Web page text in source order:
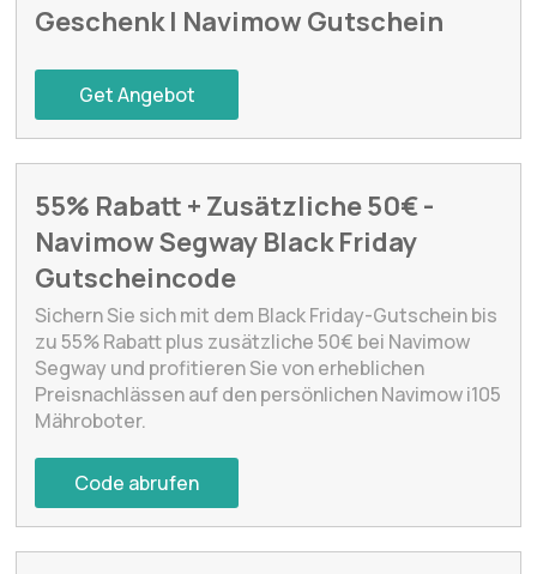
Geschenk | Navimow Gutschein
Get Angebot
55% Rabatt + Zusätzliche 50€ -
Navimow Segway Black Friday
Gutscheincode
Sichern Sie sich mit dem Black Friday-Gutschein bis
zu 55% Rabatt plus zusätzliche 50€ bei Navimow
Segway und profitieren Sie von erheblichen
Preisnachlässen auf den persönlichen Navimow i105
Mähroboter.
Code abrufen